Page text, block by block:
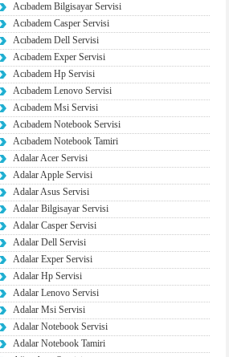
Acıbadem Bilgisayar Servisi
Acıbadem Casper Servisi
Acıbadem Dell Servisi
Acıbadem Exper Servisi
Acıbadem Hp Servisi
Acıbadem Lenovo Servisi
Acıbadem Msi Servisi
Acıbadem Notebook Servisi
Acıbadem Notebook Tamiri
Adalar Acer Servisi
Adalar Apple Servisi
Adalar Asus Servisi
Adalar Bilgisayar Servisi
Adalar Casper Servisi
Adalar Dell Servisi
Adalar Exper Servisi
Adalar Hp Servisi
Adalar Lenovo Servisi
Adalar Msi Servisi
Adalar Notebook Servisi
Adalar Notebook Tamiri